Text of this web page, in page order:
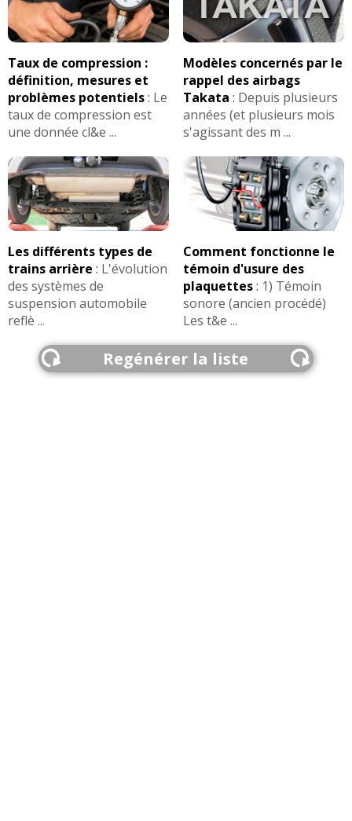
Taux de compression :
définition, mesures et
problèmes potentiels: Le
taux de compression est
une donnée cl&e ...
Modèles concernés par le
rappel des airbags
Takata : Depuis plusieurs
années (et plusieurs mois
s'agissant des m ...
Les différents types de
trains arrière : L'évolution
des systèmes de
suspension automobile
reflè ...
Comment fonctionne le
témoin d'usure des
plaquettes: 1) Témoin
sonore (ancien procédé)
Les t&e ...
Regénérer la liste